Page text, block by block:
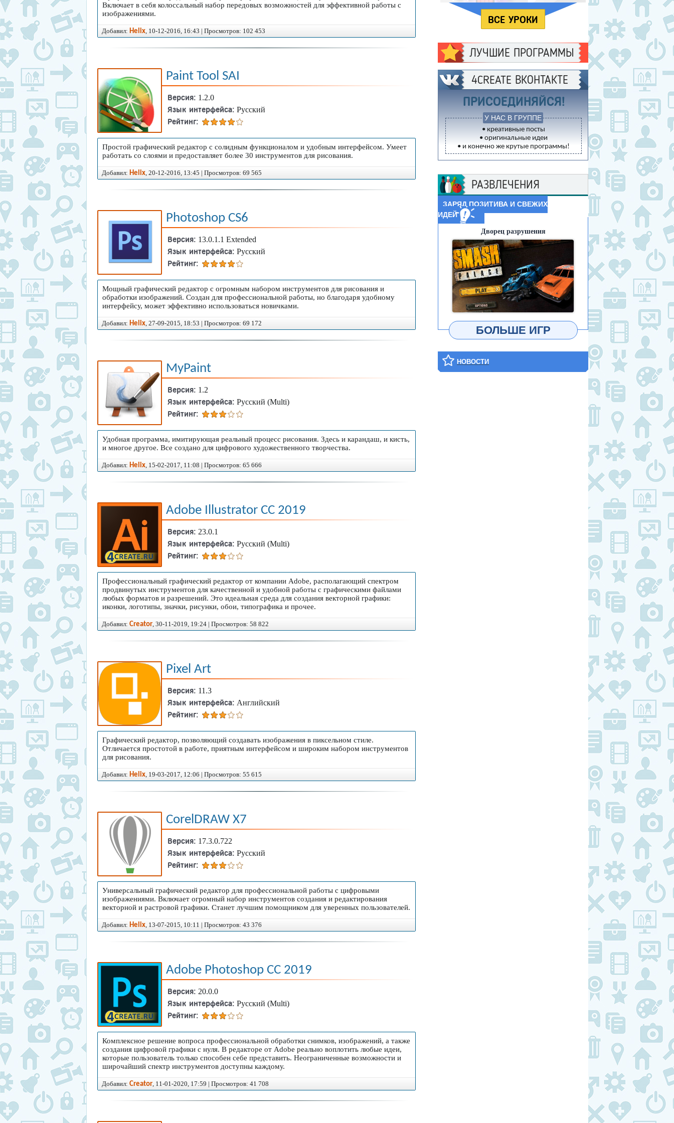
сравнить рейтинг и скачать подходящую программу для рисования на компьютере
через торрент или фалообменные сервисы (MEGA или Яндекс.Диск).
Включает в себя колоссальный набор передовых возможностей для эффективной работы с
изображениями.
Добавил: Helix, 10-12-2016, 16:43 | Просмотров: 102 453
Paint Tool SAI
Версия: 1.2.0
Язык интерфейса: Русский
Рейтинг:
Простой графический редактор с солидным функционалом и удобным интерфейсом. Умеет
работать со слоями и предоставляет более 30 инструментов для рисования.
Добавил: Helix, 20-12-2016, 13:45 | Просмотров: 69 565
Photoshop CS6
Версия: 13.0.1.1 Extended
Язык интерфейса: Русский
Рейтинг:
Мощный графический редактор с огромным набором инструментов для рисования и
обработки изображений. Создан для профессиональной работы, но благодаря удобному
интерфейсу, может эффективно использоваться новичками.
Добавил: Helix, 27-09-2015, 18:53 | Просмотров: 69 172
MyPaint
Версия: 1.2
Язык интерфейса: Русский (Multi)
Рейтинг:
Удобная программа, имитирующая реальный процесс рисования. Здесь и карандаш, и кисть,
и многое другое. Все создано для цифрового художественного творчества.
Добавил: Helix, 15-02-2017, 11:08 | Просмотров: 65 666
Adobe Illustrator CC 2019
Версия: 23.0.1
Язык интерфейса: Русский (Multi)
Рейтинг:
Профессиональный графический редактор от компании Adobe, располагающий спектром
продвинутых инструментов для качественной и удобной работы с графическими файлами
любых форматов и разрешений. Это идеальная среда для создания векторной графики:
иконки, логотипы, значки, рисунки, обои, типографика и прочее.
Добавил: Creator, 30-11-2019, 19:24 | Просмотров: 58 822
Pixel Art
Версия: 11.3
Язык интерфейса: Английский
Рейтинг:
Графический редактор, позволяющий создавать изображения в пиксельном стиле.
Отличается простотой в работе, приятным интерфейсом и широким набором инструментов
для рисования.
Добавил: Helix, 19-03-2017, 12:06 | Просмотров: 55 615
CorelDRAW X7
Версия: 17.3.0.722
Язык интерфейса: Русский
Рейтинг:
Универсальный графический редактор для профессиональной работы с цифровыми
изображениями. Включает огромный набор инструментов создания и редактирования
векторной и растровой графики. Станет лучшим помощником для уверенных пользователей.
Добавил: Helix, 13-07-2015, 10:11 | Просмотров: 43 376
Adobe Photoshop CC 2019
Версия: 20.0.0
Язык интерфейса: Русский (Multi)
Рейтинг:
Комплексное решение вопроса профессиональной обработки снимков, изображений, а также
создания цифровой графики с нуля. В редакторе от Adobe реально воплотить любые идеи,
которые пользователь только способен себе представить. Неограниченные возможности и
широчайший спектр инструментов доступны каждому.
Добавил: Creator, 11-01-2020, 17:59 | Просмотров: 41 708
Studio для начинающих
ВСЕ УРОКИ
ЛУЧШИЕ ПРОГРАММЫ
4CREATE ВКОНТАКТЕ
ПРИСОЕДИНЯЙСЯ!
У НАС В ГРУППЕ
• креативные посты
• оригинальные идеи
• и конечно же крутые программы!
РАЗВЛЕЧЕНИЯ
ЗАРЯД ПОЗИТИВА И СВЕЖИХ
ИДЕЙ
Дворец разрушения
ИГРАТЬ
БОЛЬШЕ ИГР
НОВОСТИ